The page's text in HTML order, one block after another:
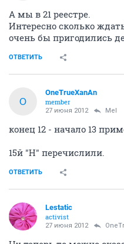
А мы в 21 реестре.
Интересно сколько
очень бы пригодились
ОТВЕТИТЬ
O
OneTrueXanAn
member
27 июня 2012 Mel
конец 12 - начало 13
15й "Н" перечислили.
ОТВЕТИТЬ
Lestatic
activist
27 июня 2012